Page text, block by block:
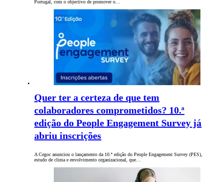
Portugal, com o objectivo de promover o…
Quer ter a certeza de que tem
colaboradores comprometidos? 10.ª
edição do People Engagement Survey já
abriu inscrições
A Cegoc anunciou o lançamento da 10.ª edição do People Engagement Survey (PES),
estudo de clima e envolvimento organizacional, que…